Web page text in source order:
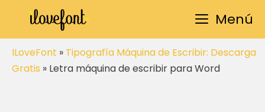
Saltar
contenido
Menú
ILoveFont » Tipografía Máquina de Escribir: Descarga
Gratis » Letra máquina de escribir para Word